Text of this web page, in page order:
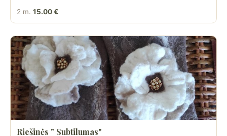
2 m. 15.00 €
Riešinės " Subtilumas"